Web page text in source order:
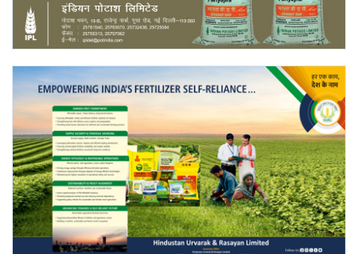
Gallery
National
Latest News
Agriculture Conclave and NACOF
Awards 2022
Agri Start-Ups
Language